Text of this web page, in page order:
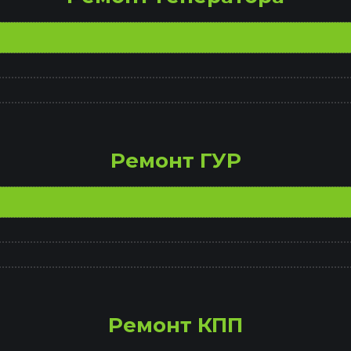
Замена антифриза
Замена масла в двигателе
Ремонт ГУР
Ремонт КПП